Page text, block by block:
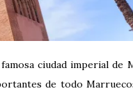
ciudad imperial de
de todo